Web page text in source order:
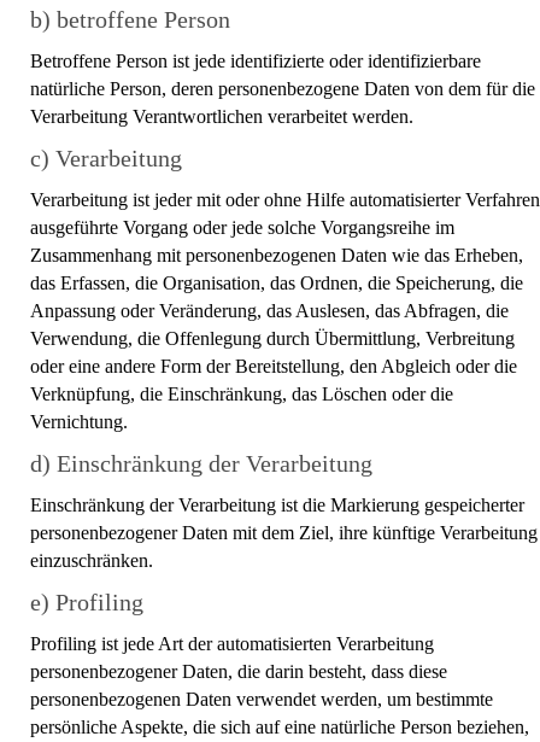
b) betroffene Person
Betroffene Person ist jede identifizierte oder identifizierbare
natürliche Person, deren personenbezogene Daten von dem für die
Verarbeitung Verantwortlichen verarbeitet werden.
c) Verarbeitung
Verarbeitung ist jeder mit oder ohne Hilfe automatisierter Verfahren
ausgeführte Vorgang oder jede solche Vorgangsreihe im
Zusammenhang mit personenbezogenen Daten wie das Erheben,
das Erfassen, die Organisation, das Ordnen, die Speicherung, die
Anpassung oder Veränderung, das Auslesen, das Abfragen, die
Verwendung, die Offenlegung durch Übermittlung, Verbreitung
oder eine andere Form der Bereitstellung, den Abgleich oder die
Verknüpfung, die Einschränkung, das Löschen oder die
Vernichtung.
d) Einschränkung der Verarbeitung
Einschränkung der Verarbeitung ist die Markierung gespeicherter
personenbezogener Daten mit dem Ziel, ihre künftige Verarbeitung
einzuschränken.
e) Profiling
Profiling ist jede Art der automatisierten Verarbeitung
personenbezogener Daten, die darin besteht, dass diese
personenbezogenen Daten verwendet werden, um bestimmte
persönliche Aspekte, die sich auf eine natürliche Person beziehen,